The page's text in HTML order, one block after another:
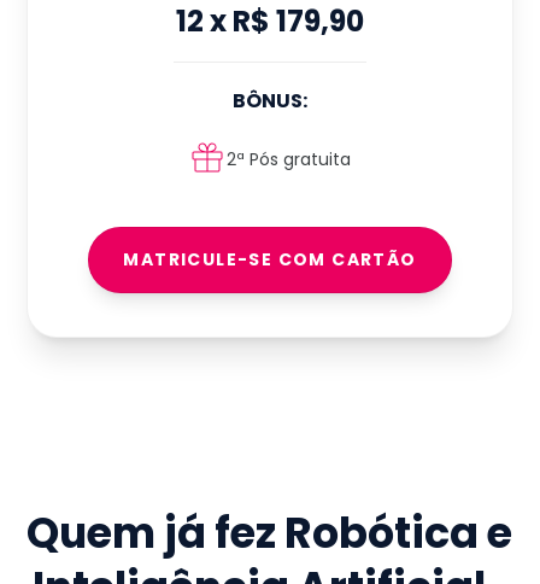
12xR$ 179,90
BÔNUS:
2ª Pós gratuita
MATRICULE-SE COM CARTÃO
Quem já fez Robótica e